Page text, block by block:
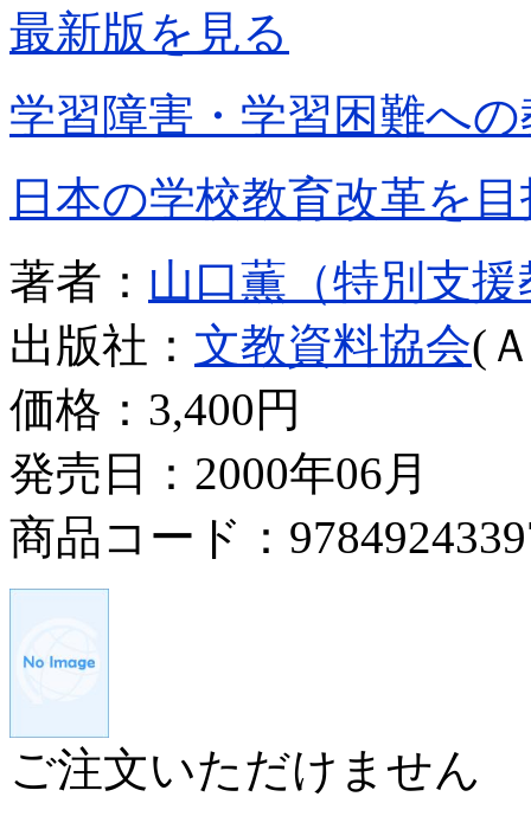
最新版を見る
学習障害・学習困難へ
日本の学校教育改革を
著者： 山口薫（特別支
出版社： 文教資料協会(
価格： 3,400円
発売日：2000年06月
商品コード：
ご注文いただけません